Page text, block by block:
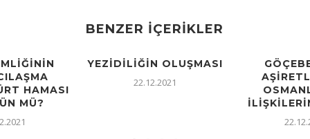
BENZER İÇERIKLER
HAMASI
MÜ?
YEZIDILIĞIN OLUŞMASI
22.12.2021